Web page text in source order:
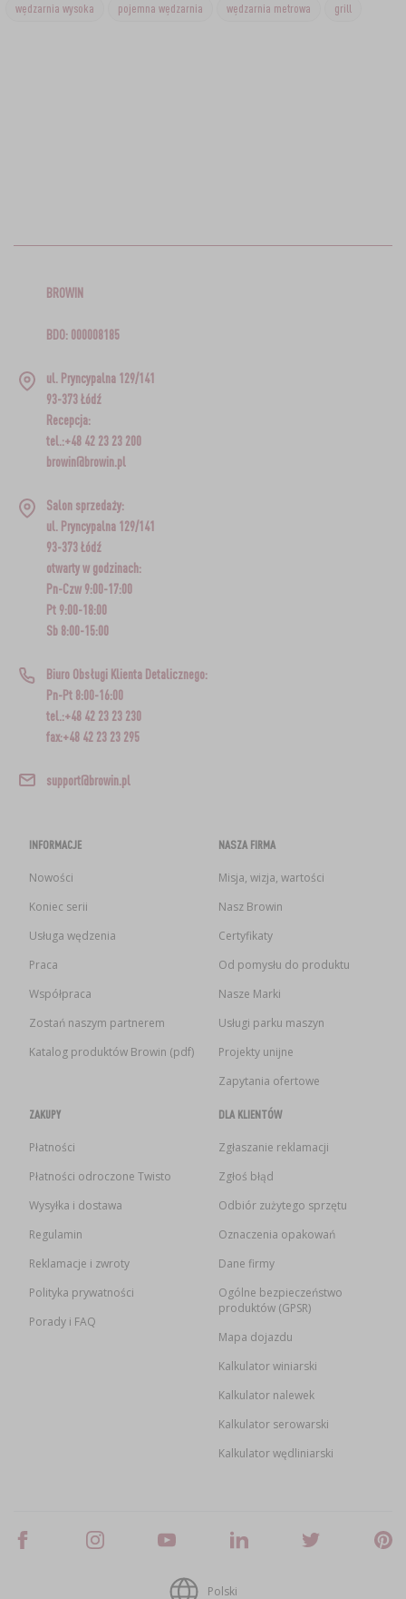
wędzarnia wysoka pojemna wędzarnia wędzarnia metrowa grill
BROWIN
BDO: 000008185
ul. Pryncypalna 129/141
93-373 Łódź
Recepcja:
tel.:+48 42 23 23 200
browin@browin.pl
Salon sprzedaży:
ul. Pryncypalna 129/141
93-373 Łódź
otwarty w godzinach:
Pn-Czw 9:00-17:00
Pt 9:00-18:00
Sb 8:00-15:00
Biuro Obsługi Klienta Detalicznego:
Pn-Pt 8:00-16:00
tel.:+48 42 23 23 230
fax:+48 42 23 23 295
support@browin.pl
INFORMACJE
Nowości
Koniec serii
Usługa wędzenia
Praca
Współpraca
Zostań naszym partnerem
Katalog produktów Browin (pdf)
NASZA FIRMA
Misja, wizja, wartości
Nasz Browin
Certyfikaty
Od pomysłu do produktu
Nasze Marki
Usługi parku maszyn
Projekty unijne
Zapytania ofertowe
ZAKUPY
Płatności
Płatności odroczone Twisto
Wysyłka i dostawa
Regulamin
Reklamacje i zwroty
Polityka prywatności
Porady i FAQ
DLA KLIENTÓW
Zgłaszanie reklamacji
Zgłoś błąd
Odbiór zużytego sprzętu
Oznaczenia opakowań
Dane firmy
Ogólne bezpieczeństwo
produktów (GPSR)
Mapa dojazdu
Kalkulator winiarski
Kalkulator nalewek
Kalkulator serowarski
Kalkulator wędliniarski
Polski